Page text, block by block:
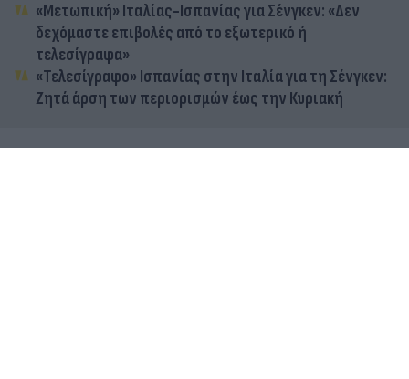
«Μετωπική» Ιταλίας-Ισπανίας για Σένγκεν: «Δεν
δεχόμαστε επιβολές από το εξωτερικό ή
τελεσίγραφα»
«Τελεσίγραφο» Ισπανίας στην Ιταλία για τη Σένγκεν:
Ζητά άρση των περιορισμών έως την Κυριακή